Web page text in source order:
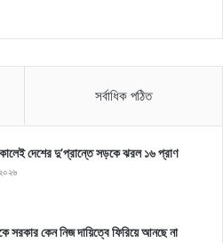
সর্বাধিক পঠিত
দেশের দু’প্রান্তে সড়কে ঝরল ১৬ প্রাণ
সরকার কেন নিজ দায়িত্বে ফিরিয়ে আনছে না